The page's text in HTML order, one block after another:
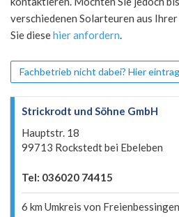
verschiedenen Solarteuren aus
Sie diesehier anfordern.
Fachbetrieb nicht dabei? Hier
Strickrodt und Söhne GmbH
Hauptstr. 18
99713 Rockstedt bei Ebeleben
Tel: 036020 74415
6 km Umkreis von Freienbessingen